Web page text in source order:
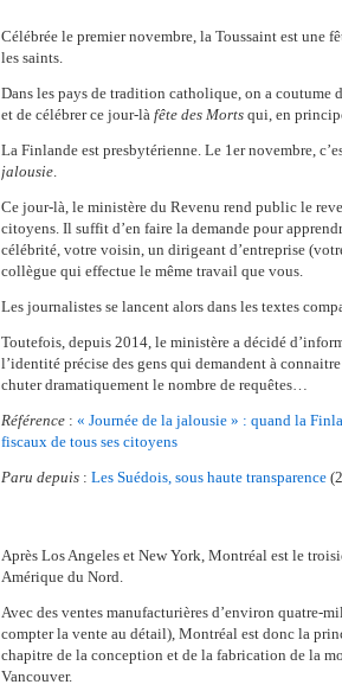
Célébrée le premier novembre, la Toussaint est une
les saints.
Dans les pays de tradition catholique, on a coutume
et de célébrer ce jour-là fête des Morts qui, en
La Finlande est presbytérienne. Le 1er novembre,
jalousie.
Ce jour-là, le ministère du Revenu rend public le
citoyens. Il suffit d’en faire la demande pour
célébrité, votre voisin, un dirigeant d’entreprise
collègue qui effectue le même travail que vous.
Les journalistes se lancent alors dans les textes
Toutefois, depuis 2014, le ministère a décidé
l’identité précise des gens qui demandent à
chuter dramatiquement le nombre de requêtes…
Référence : « Journée de la jalousie » : quand la
fiscaux de tous ses citoyens
Paru depuis : Les Suédois, sous haute transparence
Après Los Angeles et New York, Montréal est le
Amérique du Nord.
Avec des ventes manufacturières d’environ quatre-
compter la vente au détail), Montréal est donc la
chapitre de la conception et de la fabrication de la
Vancouver.